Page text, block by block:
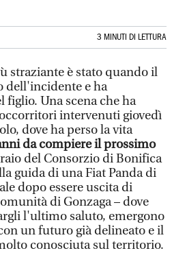
3 MINUTI DI LETTURA
straziante è stato quando il
dell'incidente e ha
Una scena che ha
intervenuti giovedì
dove ha perso la vita
da compiere il prossimo
del Consorzio di Bonifica
guida di una Fiat Panda di
dopo essere uscita di
di Gonzaga – dove
l'ultimo saluto, emergono
un futuro già delineato e il
conosciuta sul territorio.